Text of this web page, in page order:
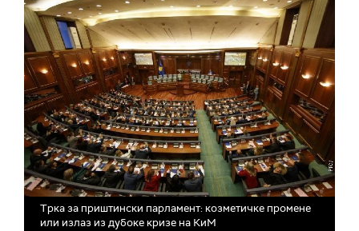
Трка за приштински парламент: козметичке промене
или излаз из дубоке кризе на КиМ